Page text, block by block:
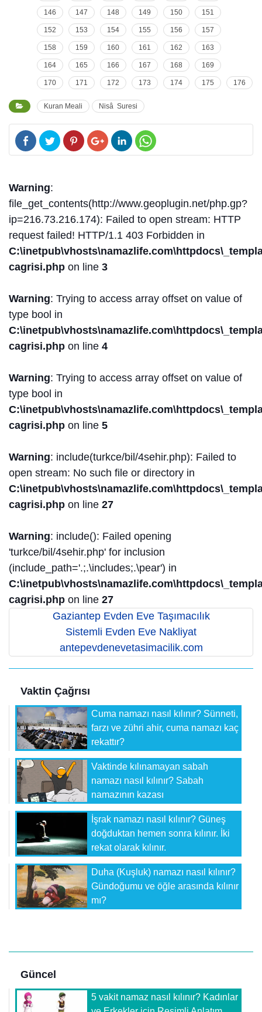
146 147 148 149 150 151
152 153 154 155 156 157
158 159 160 161 162 163
164 165 166 167 168 169
170 171 172 173 174 175 176
Kuran Meali Nisâ Suresi
Warning:
file_get_contents(http://www.geoplugin.net/php.gp?
ip=216.73.216.174): Failed to open stream: HTTP
request failed! HTTP/1.1 403 Forbidden in
cagrisi.php on line 3
Warning: Trying to access array offset on value of
type bool in
cagrisi.php on line 4
Warning: Trying to access array offset on value of
type bool in
cagrisi.php on line 5
Warning: include(turkce/bil/4sehir.php): Failed to
open stream: No such file or directory in
cagrisi.php on line 27
Warning: include(): Failed opening
'turkce/bil/4sehir.php' for inclusion
(include_path='.;.\includes;.\pear') in
cagrisi.php on line 27
Gaziantep Evden Eve Taşımacılık
Sistemli Evden Eve Nakliyat
antepevdenevetasimacilik.com
Vaktin Çağrısı
Cuma namazı nasıl kılınır? Sünneti,
farzı ve zühri ahir, cuma namazı kaç
rekattır?
Vaktinde kılınamayan sabah
namazı nasıl kılınır? Sabah
namazının kazası
İşrak namazı nasıl kılınır? Güneş
doğduktan hemen sonra kılınır. İki
rekat olarak kılınır.
Duha (Kuşluk) namazı nasıl kılınır?
Gündoğumu ve öğle arasında kılınır
mı?
Güncel
5 vakit namaz nasıl kılınır? Kadınlar